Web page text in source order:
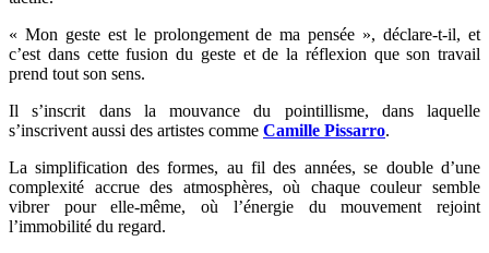
« Mon geste est le prolongement de ma pensée », déclare-t-il, et
c’est dans cette fusion du geste et de la réflexion que son travail
prend tout son sens.
Il s’inscrit dans la mouvance du pointillisme, dans laquelle
s’inscrivent aussi des artistes comme Camille Pissarro.
La simplification des formes, au fil des années, se double d’une
complexité accrue des atmosphères, où chaque couleur semble
vibrer pour elle-même, où l’énergie du mouvement rejoint
l’immobilité du regard.